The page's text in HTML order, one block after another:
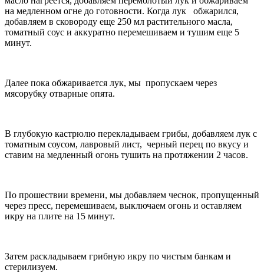
на медленном огне до готовности. Когда лук обжарился,
добавляем в сковороду еще 250 мл растительного масла,
томатный соус и аккуратно перемешиваем и тушим еще 5
минут.
Далее пока обжаривается лук, мы пропускаем через
мясорубку отварные опята.
В глубокую кастрюлю перекладываем грибы, добавляем лук с
томатным соусом, лавровый лист, черный перец по вкусу и
ставим на медленный огонь тушить на протяжении 2 часов.
По прошествии времени, мы добавляем чеснок, пропущенный
через пресс, перемешиваем, выключаем огонь и оставляем
икру на плите на 15 минут.
Затем раскладываем грибную икру по чистым банкам и
стерилизуем.